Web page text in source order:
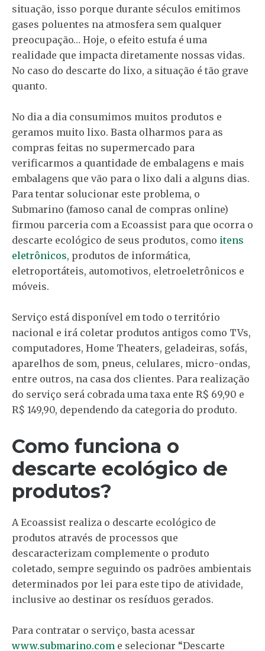
situação, isso porque durante séculos emitimos
gases poluentes na atmosfera sem qualquer
preocupação… Hoje, o efeito estufa é uma
realidade que impacta diretamente nossas vidas.
No caso do descarte do lixo, a situação é tão grave
quanto.
No dia a dia consumimos muitos produtos e
geramos muito lixo. Basta olharmos para as
compras feitas no supermercado para
verificarmos a quantidade de embalagens e mais
embalagens que vão para o lixo dali a alguns dias.
Para tentar solucionar este problema, o
Submarino (famoso canal de compras online)
firmou parceria com a Ecoassist para que ocorra o
descarte ecológico de seus produtos, como itens
eletrônicos, produtos de informática,
eletroportáteis, automotivos, eletroeletrônicos e
móveis.
Serviço está disponível em todo o território
nacional e irá coletar produtos antigos como TVs,
computadores, Home Theaters, geladeiras, sofás,
aparelhos de som, pneus, celulares, micro-ondas,
entre outros, na casa dos clientes. Para realização
do serviço será cobrada uma taxa ente R$ 69,90 e
R$ 149,90, dependendo da categoria do produto.
Como funciona o
descarte ecológico de
produtos?
A Ecoassist realiza o descarte ecológico de
produtos através de processos que
descaracterizam complemente o produto
coletado, sempre seguindo os padrões ambientais
determinados por lei para este tipo de atividade,
inclusive ao destinar os resíduos gerados.
Para contratar o serviço, basta acessar
www.submarino.com e selecionar “Descarte